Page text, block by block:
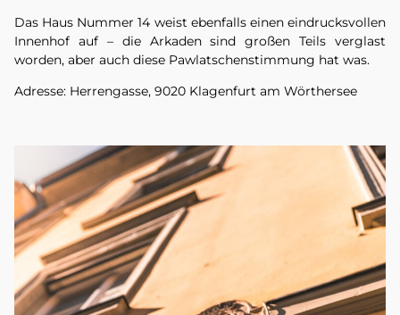
Das Haus Nummer 14 weist ebenfalls einen eindrucksvollen
Innenhof auf – die Arkaden sind großen Teils verglast
worden, aber auch diese Pawlatschenstimmung hat was.
Adresse: Herrengasse, 9020 Klagenfurt am Wörthersee